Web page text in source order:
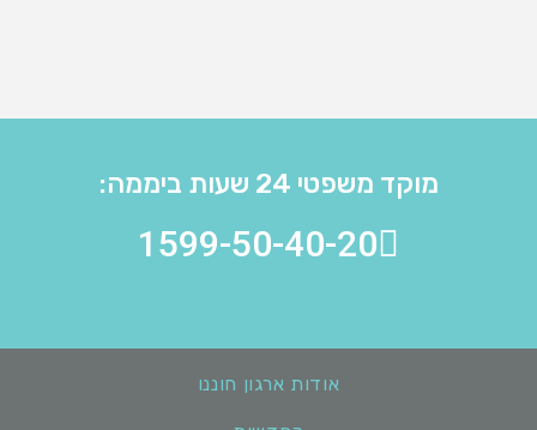
מוקד משפטי 24 שעות ביממה:
1599-50-40-20
אודות ארגון חוננו